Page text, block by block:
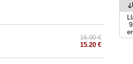
16.00 €
15.20 €